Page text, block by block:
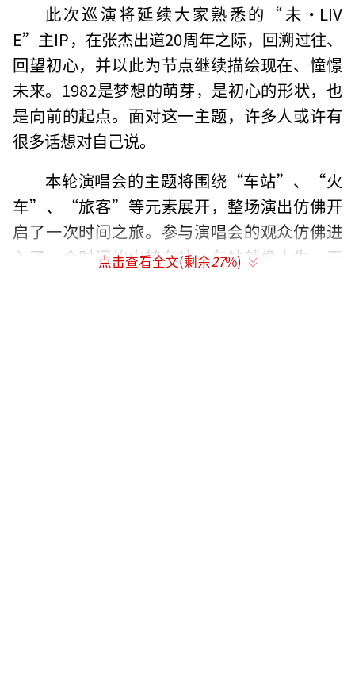
此次巡演将延续大家熟悉的“未·LIV
E”主IP，在张杰出道20周年之际，回溯过往、
回望初心，并以此为节点继续描绘现在、憧憬
未来。1982是梦想的萌芽，是初心的形状，也
是向前的起点。面对这一主题，许多人或许有
很多话想对自己说。
本轮演唱会的主题将围绕“车站”、“火
车”、“旅客”等元素展开，整场演出仿佛开
启了一次时间之旅。参与演唱会的观众仿佛进
入了一个时间的中转车站。车站就像人生，无
点击查看全文(剩余27%)